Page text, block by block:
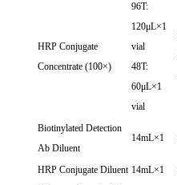
HRP Conjugate
Concentrate (100×)
96T:
120μL×1
vial
48T:
60μL×1
vial
Biotinylated Detection
Ab Diluent
14mL×1
HRP Conjugate Diluent 14mL×1